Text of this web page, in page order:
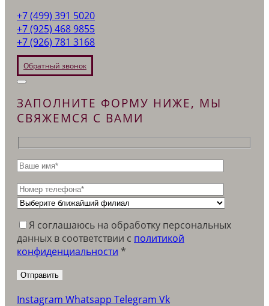
+7 (499) 391 5020
+7 (925) 468 9855
+7 (926) 781 3168
Обратный звонок
ЗАПОЛНИТЕ ФОРМУ НИЖЕ, МЫ
СВЯЖЕМСЯ С ВАМИ
Я соглашаюсь на обработку персональных
данных в соответствии c политикой
конфиденциальности *
Instagram Whatsapp Telegram Vk